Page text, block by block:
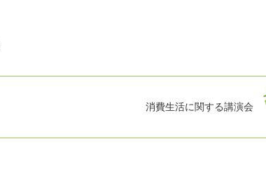
消費生活に関する講演会